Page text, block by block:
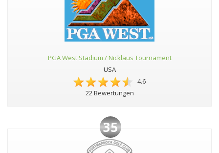
PGA West Stadium / Nicklaus Tournament
USA
4.6
22 Bewertungen
35